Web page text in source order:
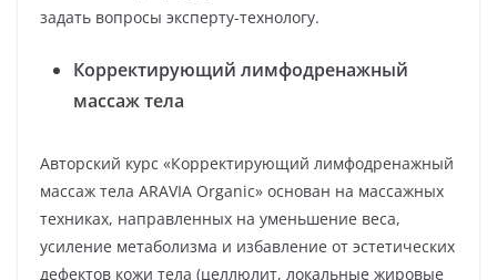
задать вопросы эксперту-технологу.
Корректирующий лимфодренажный
массаж тела
Авторский курс «Корректирующий лимфодренажный
массаж тела ARAVIA Organic» основан на массажных
техниках, направленных на уменьшение веса,
усиление метаболизма и избавление от эстетических
дефектов кожи тела (целлюлит, локальные жировые